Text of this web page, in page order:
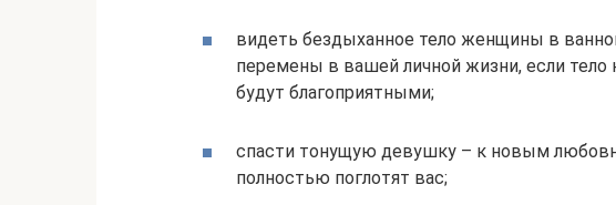
видеть бездыханное тело женщины в
перемены в вашей личной жизни, если тело
будут благоприятными;
спасти тонущую девушку – к новым
полностью поглотят вас;